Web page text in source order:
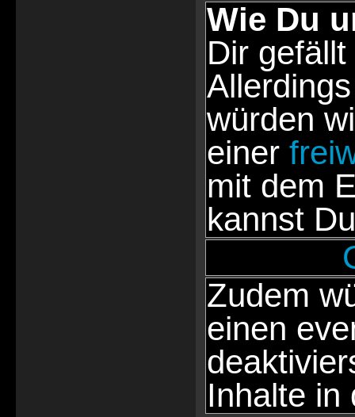
Wie Du
Dir
würden
einer
mit dem
kannst
Zudem
einen
Inhalte in